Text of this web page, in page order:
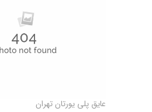
عایق پلی یورتان تهران